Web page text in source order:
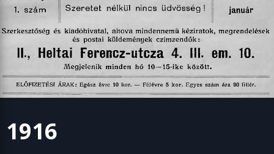
1916